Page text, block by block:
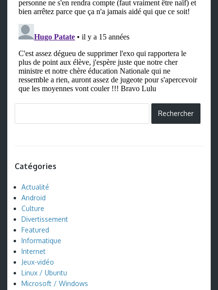
Catégories
Actualité
Android
Culture
Divertissement
Featured
Informatique
Internet
Jeux-vidéo
Linux / Ubuntu
Microsoft / Windows